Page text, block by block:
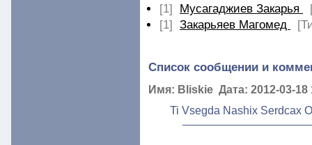
[1]
Мусагаджиев Закарья
[1] Закарьяев Магомед
Список сообщении и
Имя: Bliskie Дата: 2012-03-18
Ti Vsegda Nashix Serdcax